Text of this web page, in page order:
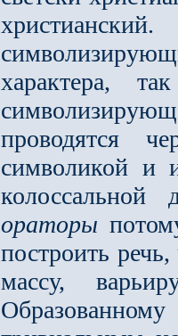
характера,
проводятся
символикой и
колоссальной
ораторы
построить
массу,